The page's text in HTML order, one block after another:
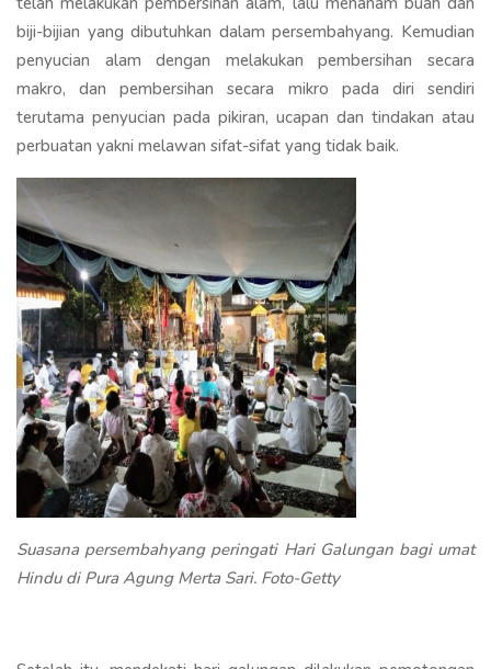
biji-bijian yang dibutuhkan dalam persembahyang. Kemudian
penyucian alam dengan melakukan pembersihan secara
makro, dan pembersihan secara mikro pada diri sendiri
terutama penyucian pada pikiran, ucapan dan tindakan atau
perbuatan yakni melawan sifat-sifat yang tidak baik.
Suasana persembahyang peringati Hari Galungan bagi umat
Hindu di Pura Agung Merta Sari. Foto-Getty